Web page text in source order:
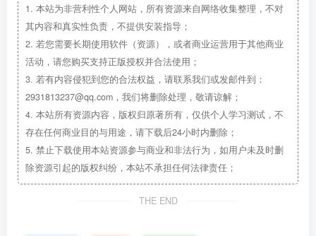
1. 本站为非营利性个人网站，所有资源来自网络收集整理，不对
其内容和真实性负责，不提供安装指导；
2. 若您需要长期使用软件（资源），或者商业运营用于其他商业
活动，请您购买支持正版授权并合法使用；
3. 若有内容侵犯到您的合法权益，请联系我们或发邮件到：
2931813237@qq.com，我们将删除处理，敬请谅解；
4. 本站所有资源内容，版权归原著所有，仅供个人学习测试，不
存在任何商业目的与用途，请下载后24小时内删除；
5. 禁止下载使用本站资源参与商业和非法行为，如用户未及时删
除资源引起的版权纠纷，本站不承担任何法律责任；
THE END